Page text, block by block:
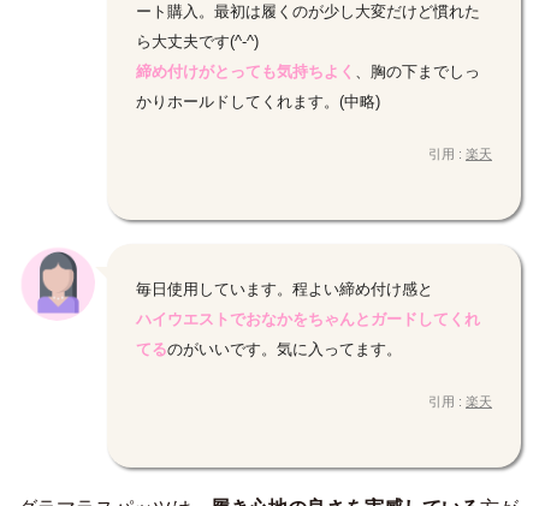
ート購入。最初は履くのが少し大変だけど慣れた
ら大丈夫です(^-^)
締め付けがとっても気持ちよく
、胸の下までしっ
かりホールドしてくれます。 (中略)
引用 : 楽天
毎日使用しています。程よい締め付け感と
ハイウエストでおなかをちゃんとガードしてくれ
てるのがいいです。 気に入ってます。
引用 : 楽天